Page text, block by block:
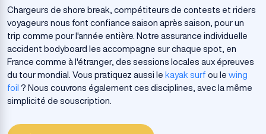
Chargeurs de shore break, compétiteurs de contests et riders
voyageurs nous font confiance saison après saison, pour un
trip comme pour l'année entière. Notre assurance individuelle
accident bodyboard les accompagne sur chaque spot, en
France comme à l'étranger, des sessions locales aux épreuves
du tour mondial. Vous pratiquez aussi le kayak surf ou le wing
foil ? Nous couvrons également ces disciplines, avec la même
simplicité de souscription.